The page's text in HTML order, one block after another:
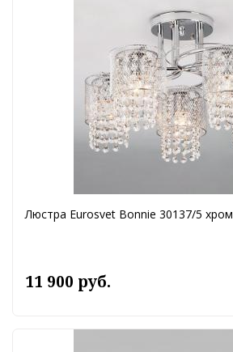
Люстра Eurosvet Bonnie 30137/5 хром
11 900 руб.